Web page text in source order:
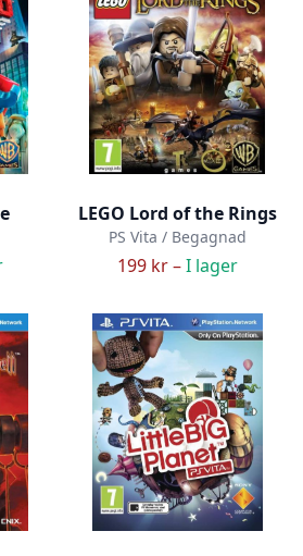
LEGO Lord of the Rings
PS Vita / Begagnad
199 kr –I lager